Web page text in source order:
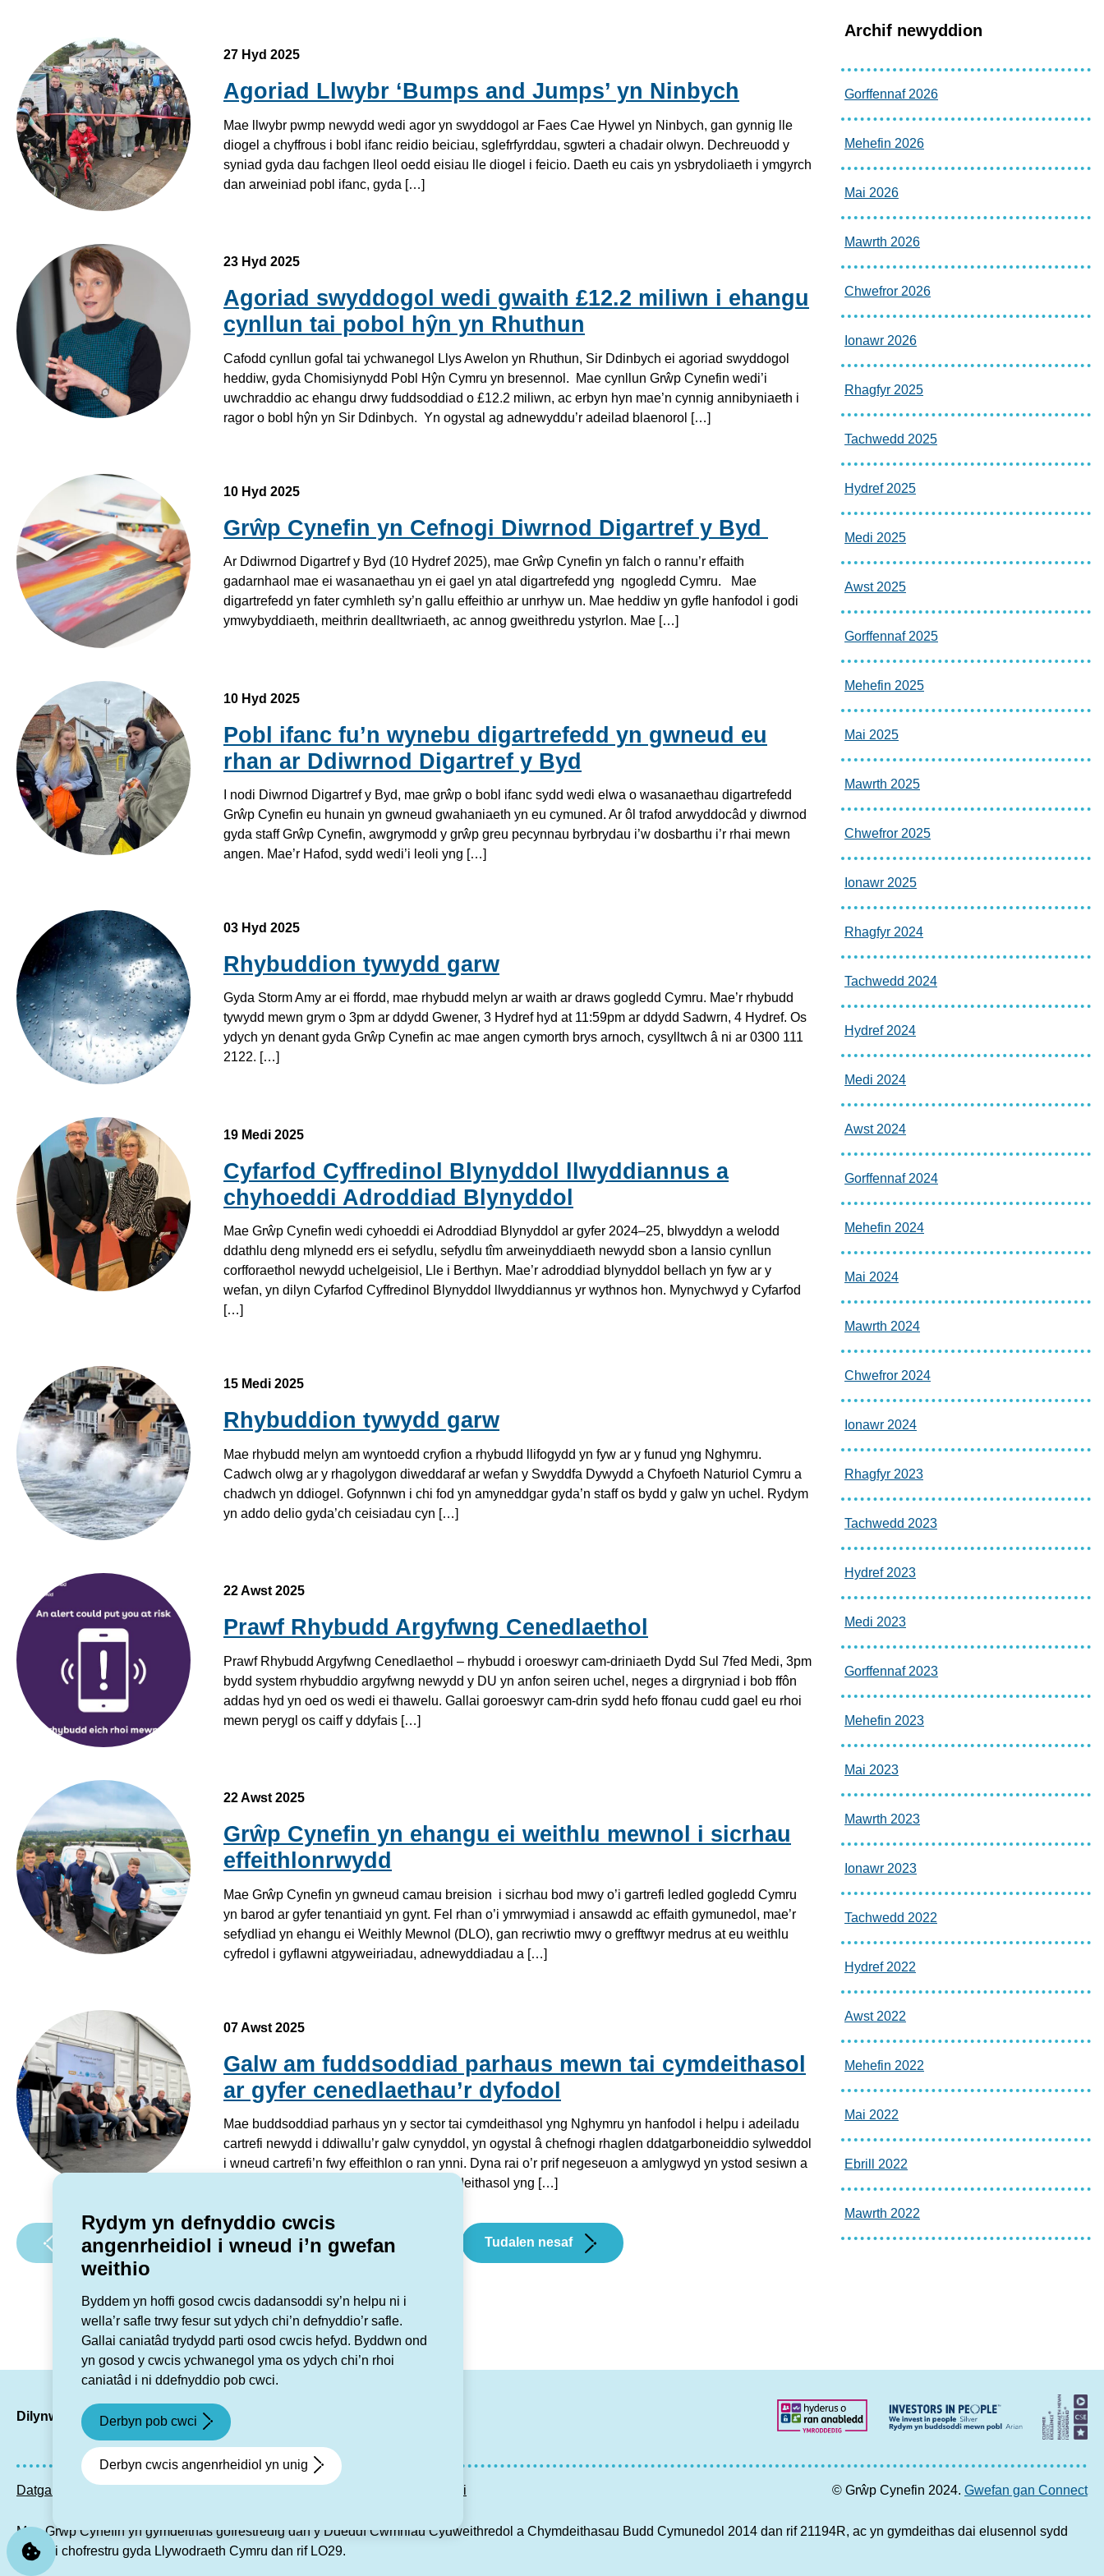
Rydym yn defnyddio cwcis
angenrheidiol i wneud i’n gwefan
weithio
Byddem yn hoffi gosod cwcis dadansoddi sy’n helpu ni i
wella’r safle trwy fesur sut ydych chi’n defnyddio’r safle.
Gallai caniatâd trydydd parti osod cwcis hefyd. Byddwn ond
yn gosod y cwcis ychwanegol yma os ydych chi’n rhoi
caniatâd i ni ddefnyddio pob cwci.
Derbyn pob cwci
Derbyn cwcis angenrheidiol yn unig
27 Hyd 2025
Agoriad Llwybr ‘Bumps and Jumps’ yn Ninbych
Mae llwybr pwmp newydd wedi agor yn swyddogol ar Faes Cae Hywel yn Ninbych, gan gynnig lle
diogel a chyffrous i bobl ifanc reidio beiciau, sglefrfyrddau, sgwteri a chadair olwyn. Dechreuodd y
syniad gyda dau fachgen lleol oedd eisiau lle diogel i feicio. Daeth eu cais yn ysbrydoliaeth i ymgyrch
dan arweiniad pobl ifanc, gyda […]
23 Hyd 2025
Agoriad swyddogol wedi gwaith £12.2 miliwn i ehangu
cynllun tai pobol hŷn yn Rhuthun
Cafodd cynllun gofal tai ychwanegol Llys Awelon yn Rhuthun, Sir Ddinbych ei agoriad swyddogol
heddiw, gyda Chomisiynydd Pobl Hŷn Cymru yn bresennol. Mae cynllun Grŵp Cynefin wedi’i
uwchraddio ac ehangu drwy fuddsoddiad o £12.2 miliwn, ac erbyn hyn mae’n cynnig annibyniaeth i
ragor o bobl hŷn yn Sir Ddinbych. Yn ogystal ag adnewyddu’r adeilad blaenorol […]
Llun wedi ei wneud gyda pastels yn ystod cwrs yn Hwb Dinbych
10 Hyd 2025
Grŵp Cynefin yn Cefnogi Diwrnod Digartref y Byd
Ar Ddiwrnod Digartref y Byd (10 Hydref 2025), mae Grŵp Cynefin yn falch o rannu’r effaith
gadarnhaol mae ei wasanaethau yn ei gael yn atal digartrefedd yng ngogledd Cymru. Mae
digartrefedd yn fater cymhleth sy’n gallu effeithio ar unrhyw un. Mae heddiw yn gyfle hanfodol i godi
ymwybyddiaeth, meithrin dealltwriaeth, ac annog gweithredu ystyrlon. Mae […]
10 Hyd 2025
Pobl ifanc fu’n wynebu digartrefedd yn gwneud eu
rhan ar Ddiwrnod Digartref y Byd
I nodi Diwrnod Digartref y Byd, mae grŵp o bobl ifanc sydd wedi elwa o wasanaethau digartrefedd
Grŵp Cynefin eu hunain yn gwneud gwahaniaeth yn eu cymuned. Ar ôl trafod arwyddocâd y diwrnod
gyda staff Grŵp Cynefin, awgrymodd y grŵp greu pecynnau byrbrydau i’w dosbarthu i’r rhai mewn
angen. Mae’r Hafod, sydd wedi’i leoli yng […]
03 Hyd 2025
Rhybuddion tywydd garw
Gyda Storm Amy ar ei ffordd, mae rhybudd melyn ar waith ar draws gogledd Cymru. Mae’r rhybudd
tywydd mewn grym o 3pm ar ddydd Gwener, 3 Hydref hyd at 11:59pm ar ddydd Sadwrn, 4 Hydref. Os
ydych yn denant gyda Grŵp Cynefin ac mae angen cymorth brys arnoch, cysylltwch â ni ar 0300 111
2122. […]
19 Medi 2025
Cyfarfod Cyffredinol Blynyddol llwyddiannus a
chyhoeddi Adroddiad Blynyddol
Mae Grŵp Cynefin wedi cyhoeddi ei Adroddiad Blynyddol ar gyfer 2024–25, blwyddyn a welodd
ddathlu deng mlynedd ers ei sefydlu, sefydlu tîm arweinyddiaeth newydd sbon a lansio cynllun
corfforaethol newydd uchelgeisiol, Lle i Berthyn. Mae’r adroddiad blynyddol bellach yn fyw ar y
wefan, yn dilyn Cyfarfod Cyffredinol Blynyddol llwyddiannus yr wythnos hon. Mynychwyd y Cyfarfod
[…]
15 Medi 2025
Rhybuddion tywydd garw
Mae rhybudd melyn am wyntoedd cryfion a rhybudd llifogydd yn fyw ar y funud yng Nghymru.
Cadwch olwg ar y rhagolygon diweddaraf ar wefan y Swyddfa Dywydd a Chyfoeth Naturiol Cymru a
chadwch yn ddiogel. Gofynnwn i chi fod yn amyneddgar gyda’n staff os bydd y galw yn uchel. Rydym
yn addo delio gyda’ch ceisiadau cyn […]
22 Awst 2025
Prawf Rhybudd Argyfwng Cenedlaethol
Prawf Rhybudd Argyfwng Cenedlaethol – rhybudd i oroeswyr cam-driniaeth Dydd Sul 7fed Medi, 3pm
bydd system rhybuddio argyfwng newydd y DU yn anfon seiren uchel, neges a dirgryniad i bob ffôn
addas hyd yn oed os wedi ei thawelu. Gallai goroeswyr cam-drin sydd hefo ffonau cudd gael eu rhoi
mewn perygl os caiff y ddyfais […]
eight male individuals standing with a white grwp Cynefin Van, looking to the camera. Two individuals in white polo shirts on the left and six new recruits in blue polo shirts on the left
22 Awst 2025
Grŵp Cynefin yn ehangu ei weithlu mewnol i sicrhau
effeithlonrwydd
Mae Grŵp Cynefin yn gwneud camau breision i sicrhau bod mwy o’i gartrefi ledled gogledd Cymru
yn barod ar gyfer tenantiaid yn gynt. Fel rhan o’i ymrwymiad i ansawdd ac effaith gymunedol, mae’r
sefydliad yn ehangu ei Weithly Mewnol (DLO), gan recriwtio mwy o grefftwyr medrus at eu weithlu
cyfredol i gyflawni atgyweiriadau, adnewyddiadau a […]
07 Awst 2025
Galw am fuddsoddiad parhaus mewn tai cymdeithasol
ar gyfer cenedlaethau’r dyfodol
Mae buddsoddiad parhaus yn y sector tai cymdeithasol yng Nghymru yn hanfodol i helpu i adeiladu
cartrefi newydd i ddiwallu’r galw cynyddol, yn ogystal â chefnogi rhaglen ddatgarboneiddio sylweddol
i wneud cartrefi’n fwy effeithlon o ran ynni. Dyna rai o’r prif negeseuon a amlygwyd yn ystod sesiwn a
drefnwyd gan bedair cymdeithas tai cymdeithasol yng […]
Pagination:
Tudalen flaenorol 1 2 3 Tudalen nesaf
Archif newyddion
Gorffennaf 2026
Mehefin 2026
Mai 2026
Mawrth 2026
Chwefror 2026
Ionawr 2026
Rhagfyr 2025
Tachwedd 2025
Hydref 2025
Medi 2025
Awst 2025
Gorffennaf 2025
Mehefin 2025
Mai 2025
Mawrth 2025
Chwefror 2025
Ionawr 2025
Rhagfyr 2024
Tachwedd 2024
Hydref 2024
Medi 2024
Awst 2024
Gorffennaf 2024
Mehefin 2024
Mai 2024
Mawrth 2024
Chwefror 2024
Ionawr 2024
Rhagfyr 2023
Tachwedd 2023
Hydref 2023
Medi 2023
Gorffennaf 2023
Mehefin 2023
Mai 2023
Mawrth 2023
Ionawr 2023
Tachwedd 2022
Hydref 2022
Awst 2022
Mehefin 2022
Mai 2022
Ebrill 2022
Mawrth 2022
Dilynwch ni LinkedIn
Facebook
Datganiad hygyrchedd Cysylltu â ni © Grŵp Cynefin 2024. Gwefan gan Connect
Mae Grŵp Cynefin yn gymdeithas gofrestredig dan y Ddeddf Cwmniau Cydweithredol a Chymdeithasau Budd Cymunedol 2014 dan rif 21194R, ac yn gymdeithas dai elusennol sydd
wedi ei chofrestru gyda Llywodraeth Cymru dan rif LO29.